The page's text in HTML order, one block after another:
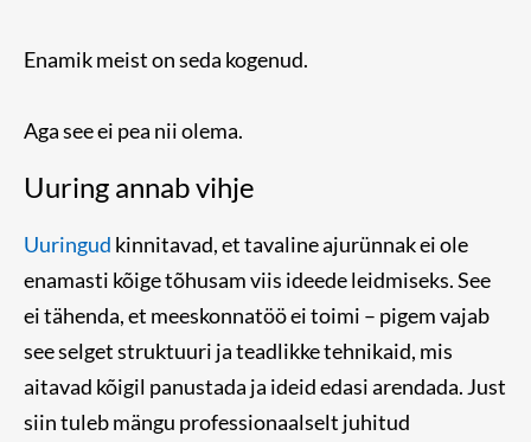
Enamik meist on seda kogenud.
Aga see ei pea nii olema.
Uuring annab vihje
Uuringud kinnitavad, et tavaline ajurünnak ei ole
enamasti kõige tõhusam viis ideede leidmiseks. See
ei tähenda, et meeskonnatöö ei toimi – pigem vajab
see selget struktuuri ja teadlikke tehnikaid, mis
aitavad kõigil panustada ja ideid edasi arendada. Just
siin tuleb mängu professionaalselt juhitud